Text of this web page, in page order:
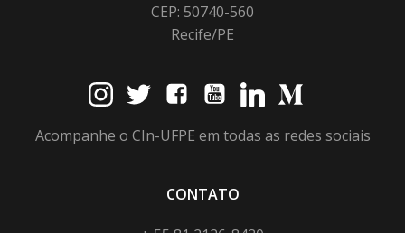
CEP: 50740-560
Recife/PE
Acompanhe o CIn-UFPE em todas as redes sociais
CONTATO